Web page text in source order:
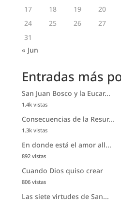
17
18 19 20
24
25 26 27
31
« Jun
Entradas más
San Juan Bosco y la Eucar...
1.4k vistas
Consecuencias de la Resur...
1.3k vistas
En donde está el amor all...
892 vistas
Cuando Dios quiso crear
806 vistas
Las siete virtudes de San...